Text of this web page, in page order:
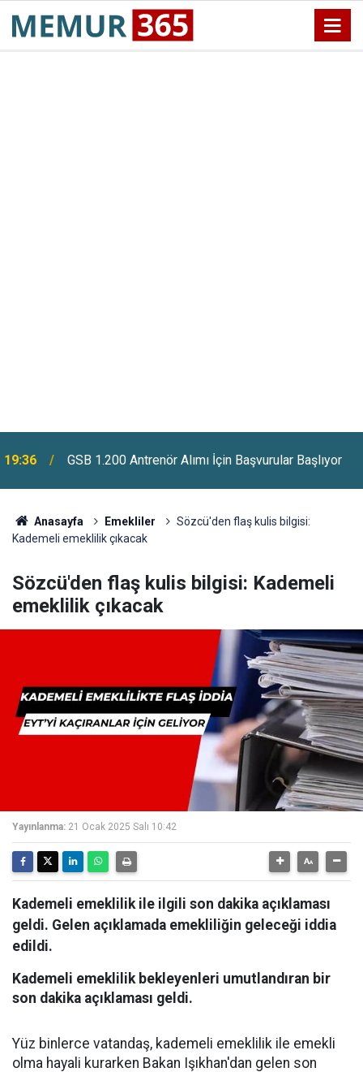
19:10
Mehmet Şimşek Açıklamıştı: İŞKUR'da 85 Bin 825
İşçi Alımı Yapılıyor
Anasayfa Emekliler
Sözcü'den flaş kulis bilgisi:
Kademeli emeklilik çıkacak
Sözcü'den flaş kulis bilgisi: Kademeli
emeklilik çıkacak
Yayınlanma: 21 Ocak 2025 Salı 10:42
Kademeli emeklilik ile ilgili son dakika açıklaması
geldi. Gelen açıklamada emekliliğin geleceği iddia
edildi.
Kademeli emeklilik bekleyenleri umutlandıran bir
son dakika açıklaması geldi.
Yüz binlerce vatandaş, kademeli emeklilik ile emekli
olma hayali kurarken Bakan Işıkhan'dan gelen son